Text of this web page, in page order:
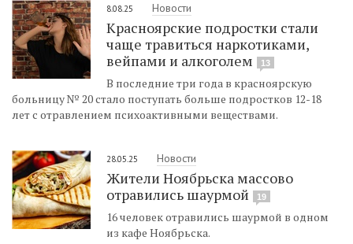
8.08.25 Новости
Красноярские подростки стали
чаще травиться наркотиками,
вейпами и алкоголем
13
В последние три года в красноярскую
больницу № 20 стало поступать больше подростков 12-18
лет с отравлением психоактивными веществами.
28.05.25 Новости
Жители Ноябрьска массово
отравились шаурмой
19
16 человек отравились шаурмой в одном
из кафе Ноябрьска.